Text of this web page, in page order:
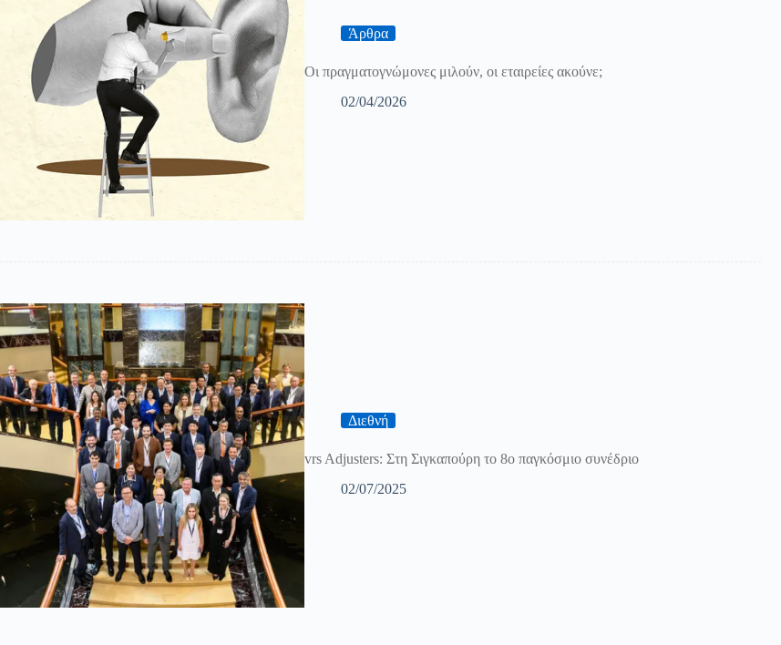
Άρθρα
Οι πραγματογνώμονες μιλούν, οι εταιρείες ακούνε;
02/04/2026
Διεθνή
vrs Adjusters: Στη Σιγκαπούρη το 8ο παγκόσμιο συνέδριο
02/07/2025